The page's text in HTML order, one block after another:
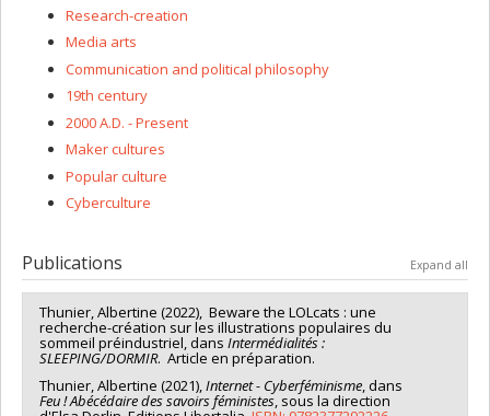
Research-creation
Media arts
Communication and political philosophy
19th century
2000 A.D. - Present
Maker cultures
Popular culture
Cyberculture
Publications Expand all
Thunier, Albertine (2022), Beware the LOLcats : une
recherche-création sur les illustrations populaires du
sommeil préindustriel, dans Intermédialités :
SLEEPING/DORMIR. Article en préparation.
Thunier, Albertine (2021), Internet - Cyberféminisme , dans
Feu ! Abécédaire des savoirs féministes , sous la direction